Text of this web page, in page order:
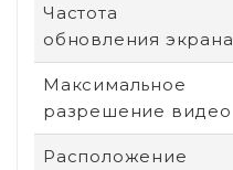
Частота
обновления экрана
Максимальное
разрешение видео
Расположение